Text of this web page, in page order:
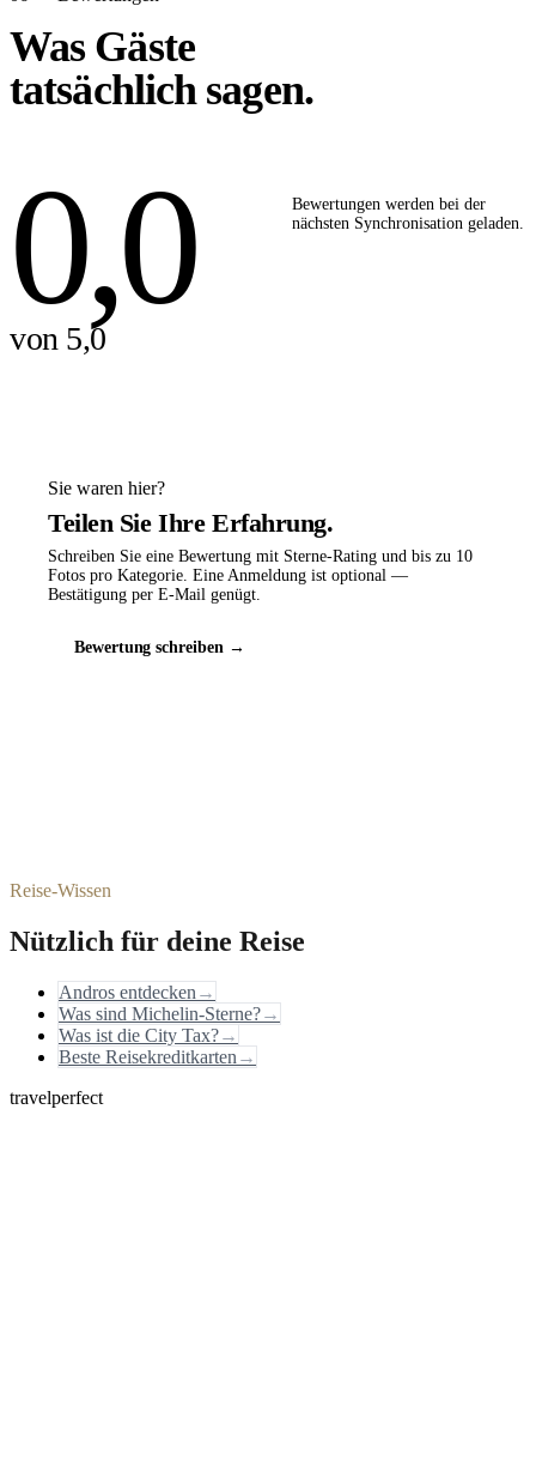
Was Gäste
tatsächlich sagen.
0,0
von 5,0
Bewertungen werden bei der
nächsten Synchronisation geladen.
Sie waren hier?
Teilen Sie Ihre Erfahrung.
Schreiben Sie eine Bewertung mit Sterne-Rating und bis zu 10
Fotos pro Kategorie. Eine Anmeldung ist optional —
Bestätigung per E-Mail genügt.
Bewertung schreiben →
Reise-Wissen
Nützlich für deine Reise
Andros entdecken →
Was sind Michelin-Sterne?→
Was ist die City Tax?→
Beste Reisekreditkarten →
travelperfect